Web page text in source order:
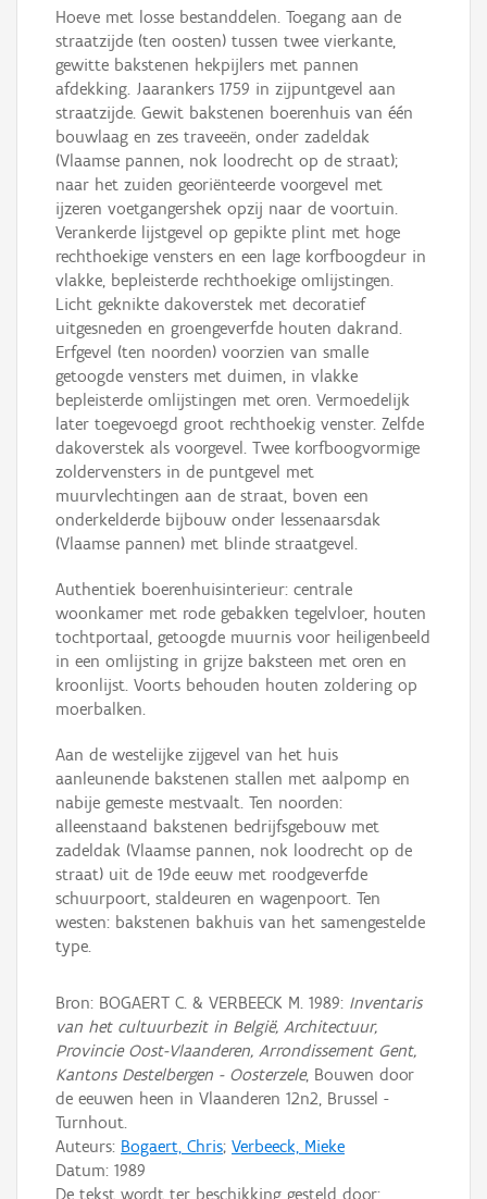
Hoeve met losse bestanddelen. Toegang aan de
straatzijde (ten oosten) tussen twee vierkante,
gewitte bakstenen hekpijlers met pannen
afdekking. Jaarankers 1759 in zijpuntgevel aan
straatzijde. Gewit bakstenen boerenhuis van één
bouwlaag en zes traveeën, onder zadeldak
(Vlaamse pannen, nok loodrecht op de straat);
naar het zuiden georiënteerde voorgevel met
ijzeren voetgangershek opzij naar de voortuin.
Verankerde lijstgevel op gepikte plint met hoge
rechthoekige vensters en een lage korfboogdeur in
vlakke, bepleisterde rechthoekige omlijstingen.
Licht geknikte dakoverstek met decoratief
uitgesneden en groengeverfde houten dakrand.
Erfgevel (ten noorden) voorzien van smalle
getoogde vensters met duimen, in vlakke
bepleisterde omlijstingen met oren. Vermoedelijk
later toegevoegd groot rechthoekig venster. Zelfde
dakoverstek als voorgevel. Twee korfboogvormige
zoldervensters in de puntgevel met
muurvlechtingen aan de straat, boven een
onderkelderde bijbouw onder lessenaarsdak
(Vlaamse pannen) met blinde straatgevel.
Authentiek boerenhuisinterieur: centrale
woonkamer met rode gebakken tegelvloer, houten
tochtportaal, getoogde muurnis voor heiligenbeeld
in een omlijsting in grijze baksteen met oren en
kroonlijst. Voorts behouden houten zoldering op
moerbalken.
Aan de westelijke zijgevel van het huis
aanleunende bakstenen stallen met aalpomp en
nabije gemeste mestvaalt. Ten noorden:
alleenstaand bakstenen bedrijfsgebouw met
zadeldak (Vlaamse pannen, nok loodrecht op de
straat) uit de 19de eeuw met roodgeverfde
schuurpoort, staldeuren en wagenpoort. Ten
westen: bakstenen bakhuis van het samengestelde
type.
Bron: BOGAERT C. & VERBEECK M. 1989: Inventaris
van het cultuurbezit in België, Architectuur,
Provincie Oost-Vlaanderen, Arrondissement Gent,
Kantons Destelbergen - Oosterzele, Bouwen door
de eeuwen heen in Vlaanderen 12n2, Brussel -
Turnhout.
Auteurs: Bogaert, Chris; Verbeeck, Mieke
Datum: 1989
De tekst wordt ter beschikking gesteld door: